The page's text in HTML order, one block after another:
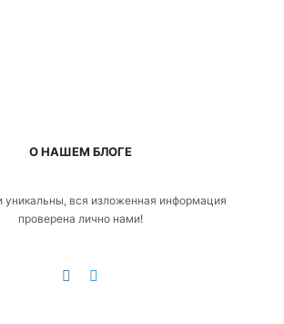
О НАШЕМ БЛОГЕ
уникальны, вся изложенная информация
проверена лично нами!